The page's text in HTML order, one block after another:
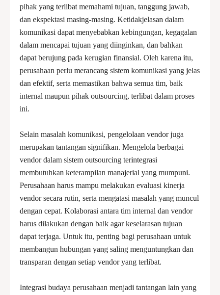
pihak yang terlibat memahami tujuan, tanggung jawab,
dan ekspektasi masing-masing. Ketidakjelasan dalam
komunikasi dapat menyebabkan kebingungan, kegagalan
dalam mencapai tujuan yang diinginkan, dan bahkan
dapat berujung pada kerugian finansial. Oleh karena itu,
perusahaan perlu merancang sistem komunikasi yang jelas
dan efektif, serta memastikan bahwa semua tim, baik
internal maupun pihak outsourcing, terlibat dalam proses
ini.
Selain masalah komunikasi, pengelolaan vendor juga
merupakan tantangan signifikan. Mengelola berbagai
vendor dalam sistem outsourcing terintegrasi
membutuhkan keterampilan manajerial yang mumpuni.
Perusahaan harus mampu melakukan evaluasi kinerja
vendor secara rutin, serta mengatasi masalah yang muncul
dengan cepat. Kolaborasi antara tim internal dan vendor
harus dilakukan dengan baik agar keselarasan tujuan
dapat terjaga. Untuk itu, penting bagi perusahaan untuk
membangun hubungan yang saling menguntungkan dan
transparan dengan setiap vendor yang terlibat.
Integrasi budaya perusahaan menjadi tantangan lain yang